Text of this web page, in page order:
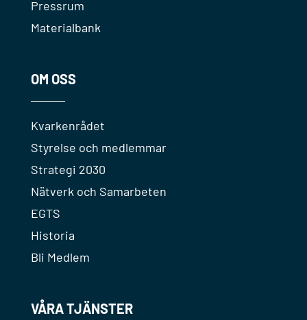
Pressrum
Materialbank
OM OSS
Kvarkenrådet
Styrelse och medlemmar
Strategi 2030
Nätverk och Samarbeten
EGTS
Historia
Bli Medlem
VÅRA TJÄNSTER